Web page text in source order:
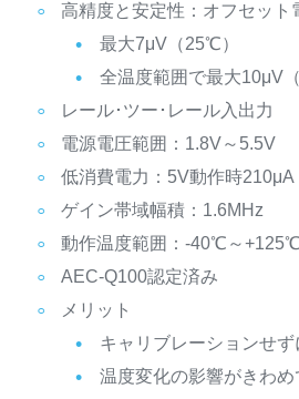
高精度と安定性：オフセット
最大7μV（25℃）
全温度範囲で最大10μV
レール･ツー･レール入出力
電源電圧範囲：1.8V～5.5V
低消費電力：5V動作時210μA
ゲイン帯域幅積：1.6MHz
動作温度範囲：-40℃～+125℃
AEC-Q100認定済み
メリット
キャリブレーションせ
温度変化の影響がきわ